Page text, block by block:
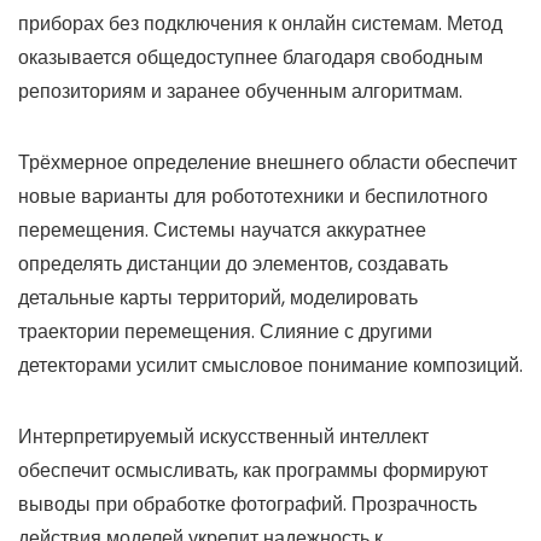
приборах без подключения к онлайн системам. Метод
оказывается общедоступнее благодаря свободным
репозиториям и заранее обученным алгоритмам.
Трёхмерное определение внешнего области обеспечит
новые варианты для робототехники и беспилотного
перемещения. Системы научатся аккуратнее
определять дистанции до элементов, создавать
детальные карты территорий, моделировать
траектории перемещения. Слияние с другими
детекторами усилит смысловое понимание композиций.
Интерпретируемый искусственный интеллект
обеспечит осмысливать, как программы формируют
выводы при обработке фотографий. Прозрачность